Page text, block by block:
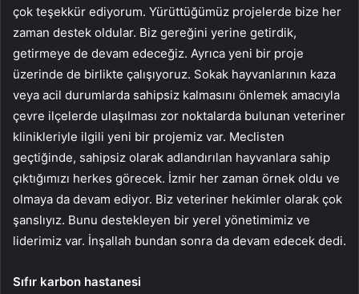
çok teşekkür ediyorum. Yürüttüğümüz projelerde bize her
zaman destek oldular. Biz gereğini yerine getirdik,
getirmeye de devam edeceğiz. Ayrıca yeni bir proje
üzerinde de birlikte çalışıyoruz. Sokak hayvanlarının kaza
veya acil durumlarda sahipsiz kalmasını önlemek amacıyla
çevre ilçelerde ulaşılması zor noktalarda bulunan veteriner
klinikleriyle ilgili yeni bir projemiz var. Meclisten
geçtiğinde, sahipsiz olarak adlandırılan hayvanlara sahip
çıktığımızı herkes görecek. İzmir her zaman örnek oldu ve
olmaya da devam ediyor. Biz veteriner hekimler olarak çok
şanslıyız. Bunu destekleyen bir yerel yönetimimiz ve
liderimiz var. İnşallah bundan sonra da devam edecek dedi.
Sıfır karbon hastanesi